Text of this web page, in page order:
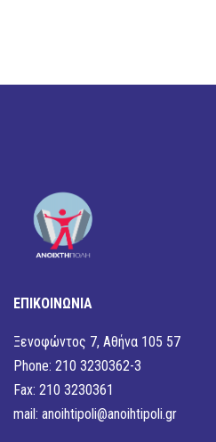
ΕΠΙΚΟΙΝΩΝΙΑ
Ξενοφώντος 7, Αθήνα 105 57
Phone: 210 3230362-3
Fax: 210 3230361
mail: anoihtipoli@anoihtipoli.gr